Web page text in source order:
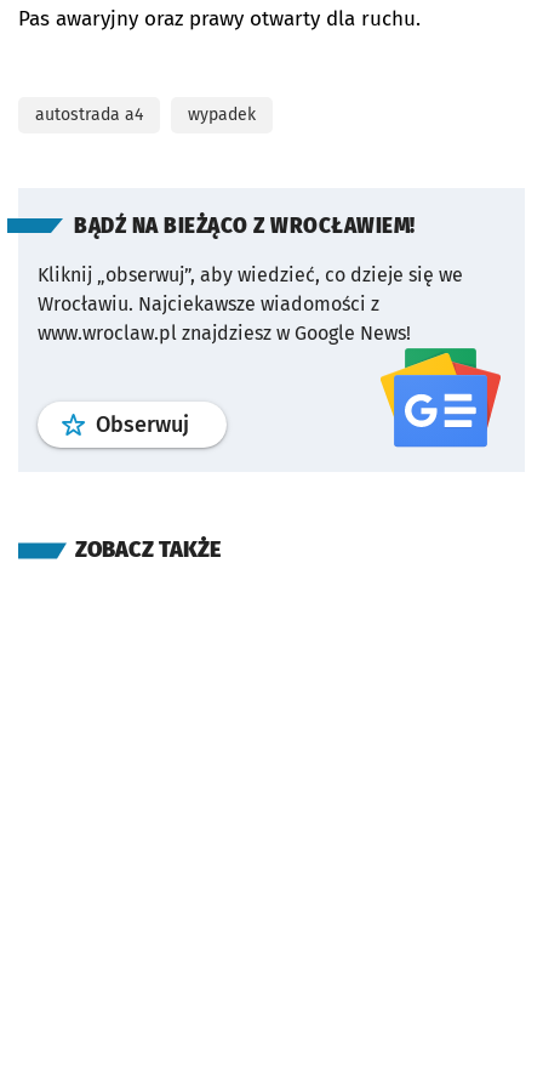
Pas awaryjny oraz prawy otwarty dla ruchu.
autostrada a4 wypadek
BĄDŹ NA BIEŻĄCO Z WROCŁAWIEM!
Kliknij „obserwuj”, aby wiedzieć, co dzieje się we
Wrocławiu. Najciekawsze wiadomości z
www.wroclaw.pl znajdziesz w Google News!
Obserwuj profil serwisu
ZOBACZ TAKŻE